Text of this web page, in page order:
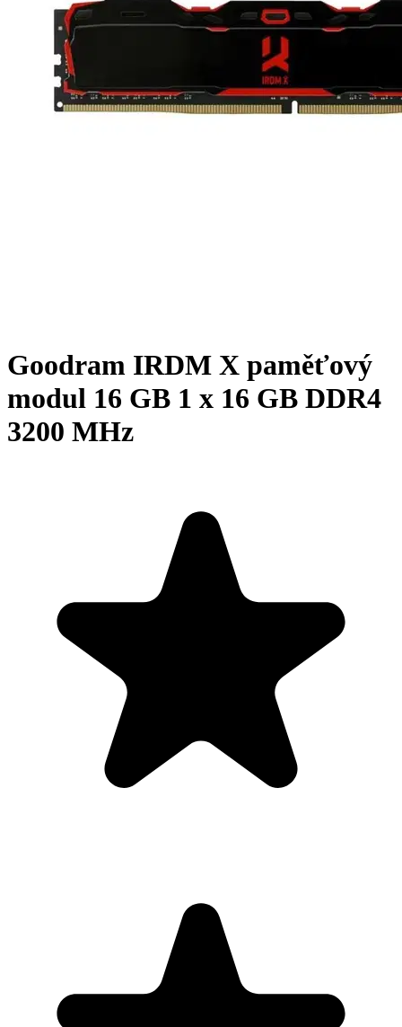
Goodram IRDM X paměťový
modul 16 GB 1 x 16 GB DDR4
3200 MHz